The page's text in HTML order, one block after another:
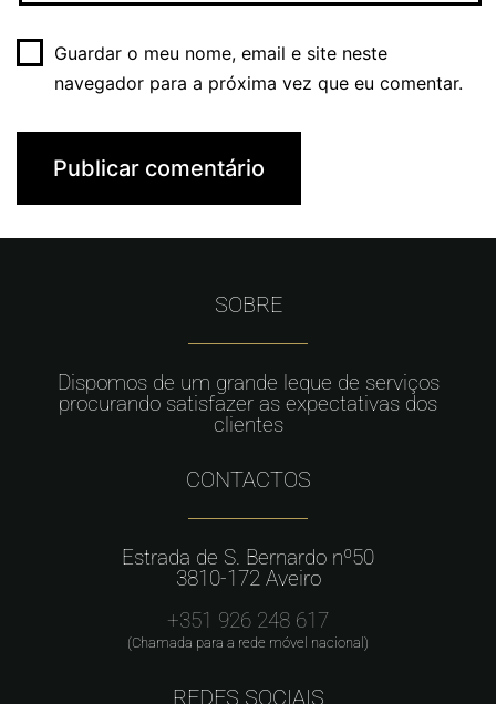
Guardar o meu nome, email e site neste
navegador para a próxima vez que eu comentar.
SOBRE
Dispomos de um grande leque de serviços
procurando satisfazer as expectativas dos
clientes
CONTACTOS
Estrada de S. Bernardo nº50
3810-172 Aveiro
+351 926 248 617
(Chamada para a rede móvel nacional)
REDES SOCIAIS